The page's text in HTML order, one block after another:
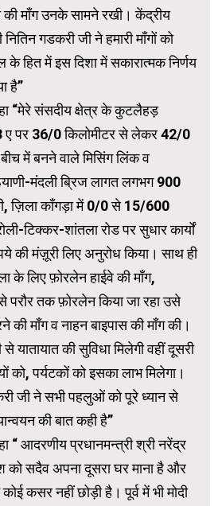
की माँग उनके सामने रखी। केंद्रीय
गडकरी जी ने हमारी माँगों को
के हित में इस दिशा में सकारात्मक निर्णय
है”
“मेरे संसदीय क्षेत्र के कुटलैहड़
ए पर 36/0 किलोमीटर से लेकर 42/0
में बनने वाले मिसिंग लिंक व
मंदली ब्रिज लागत लगभग 900
ज़िला काँगड़ा में 0/0 से 15/600
टिक्कर-शांतला रोड पर सुधार कार्यों
की मंज़ूरी लिए अनुरोध किया। साथ ही
के लिए फ़ोरलेन हाईवे की माँग,
परौर तक फ़ोरलेन किया जा रहा उसे
माँग व नाहन बाइपास की माँग की।
यातायात की सुविधा मिलेगी वहीं दूसरी
को, पर्यटकों को इसका लाभ मिलेगा।
जी ने सभी पहलुओं को पूरे ध्यान से
की बात कही है”
“ आदरणीय प्रधानमन्त्री श्री नरेंद्र
को सदैव अपना दूसरा घर माना है और
कसर नहीं छोड़ी है। पूर्व में भी मोदी